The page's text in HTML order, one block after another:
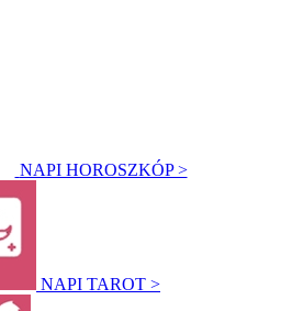
NAPI HOROSZKÓP >
NAPI TAROT >